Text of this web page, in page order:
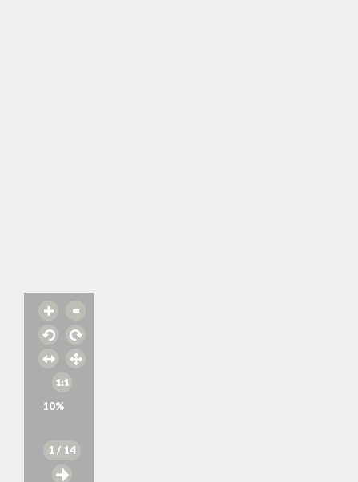
10%
1 / 14